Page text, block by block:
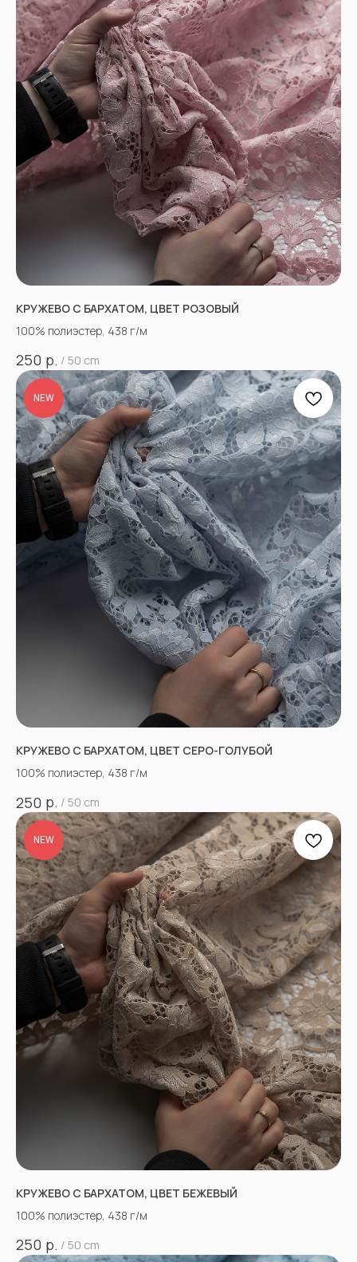
КРУЖЕВО С БАРХАТОМ, ЦВЕТ РОЗОВЫЙ
100% полиэстер, 438 г/м
250 р. / 50 cm
NEW
КРУЖЕВО С БАРХАТОМ, ЦВЕТ СЕРО-ГОЛУБОЙ
100% полиэстер, 438 г/м
250 р. / 50 cm
NEW
КРУЖЕВО С БАРХАТОМ, ЦВЕТ БЕЖЕВЫЙ
100% полиэстер, 438 г/м
250 р. / 50 cm